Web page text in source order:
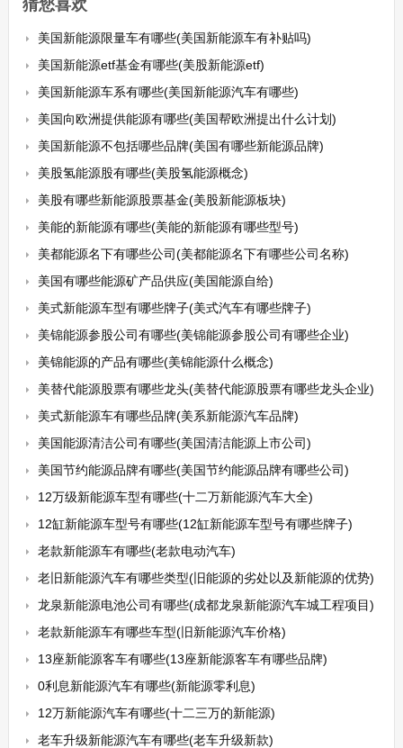
猜您喜欢
美国新能源限量车有哪些(美国新能源车有补贴吗)
美国新能源etf基金有哪些(美股新能源etf)
美国新能源车系有哪些(美国新能源汽车有哪些)
美国向欧洲提供能源有哪些(美国帮欧洲提出什么计划)
美国新能源不包括哪些品牌(美国有哪些新能源品牌)
美股氢能源股有哪些(美股氢能源概念)
美股有哪些新能源股票基金(美股新能源板块)
美能的新能源有哪些(美能的新能源有哪些型号)
美都能源名下有哪些公司(美都能源名下有哪些公司名称)
美国有哪些能源矿产品供应(美国能源自给)
美式新能源车型有哪些牌子(美式汽车有哪些牌子)
美锦能源参股公司有哪些(美锦能源参股公司有哪些企业)
美锦能源的产品有哪些(美锦能源什么概念)
美替代能源股票有哪些龙头(美替代能源股票有哪些龙头企业)
美式新能源车有哪些品牌(美系新能源汽车品牌)
美国能源清洁公司有哪些(美国清洁能源上市公司)
美国节约能源品牌有哪些(美国节约能源品牌有哪些公司)
12万级新能源车型有哪些(十二万新能源汽车大全)
12缸新能源车型号有哪些(12缸新能源车型号有哪些牌子)
老款新能源车有哪些(老款电动汽车)
老旧新能源汽车有哪些类型(旧能源的劣处以及新能源的优势)
龙泉新能源电池公司有哪些(成都龙泉新能源汽车城工程项目)
老款新能源车有哪些车型(旧新能源汽车价格)
13座新能源客车有哪些(13座新能源客车有哪些品牌)
0利息新能源汽车有哪些(新能源零利息)
12万新能源汽车有哪些(十二三万的新能源)
老车升级新能源汽车有哪些(老车升级新款)